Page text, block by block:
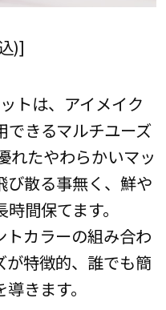
)]
トは、アイメイク
できるマルチユーズ
れたやわらかいマッ
び散る事無く、鮮や
間保てます。
トカラーの組み合わ
が特徴的、誰でも簡
きます。